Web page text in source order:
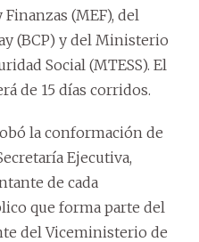
(MEF), del
(BCP) y del Ministerio
Social (MTESS). El
de 15 días corridos.
la conformación de
Ejecutiva,
de cada
que forma parte del
del Viceministerio de